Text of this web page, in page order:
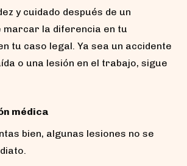
y cuidado después de un
marcar la diferencia en tu
tu caso legal. Ya sea un accidente
o una lesión en el trabajo, sigue
médica
bien, algunas lesiones no se